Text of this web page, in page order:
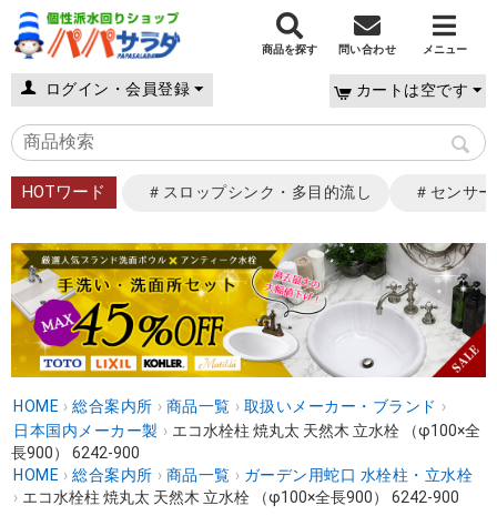
商品を探す 問い合わせ メニュー
ログイン・会員登録 カートは空です
HOTワード ＃スロップシンク・多目的流し ＃センサ
HOME › 総合案内所 › 商品一覧 › 取扱いメーカー・ブランド ›
日本国内メーカー製 › エコ水栓柱 焼丸太 天然木 立水栓 （φ100×全
長900） 6242-900
HOME › 総合案内所 › 商品一覧 › ガーデン用蛇口 水栓柱・立水栓
› エコ水栓柱 焼丸太 天然木 立水栓 （φ100×全長900） 6242-900